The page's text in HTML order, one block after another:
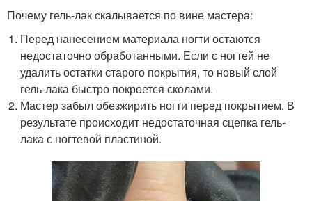
Почему гель-лак скалывается по вине мастера:
Перед нанесением материала ногти остаются
недостаточно обработанными. Если с ногтей не
удалить остатки старого покрытия, то новый слой
гель-лака быстро покроется сколами.
Мастер забыл обезжирить ногти перед покрытием. В
результате происходит недостаточная сцепка гель-
лака с ногтевой пластиной.